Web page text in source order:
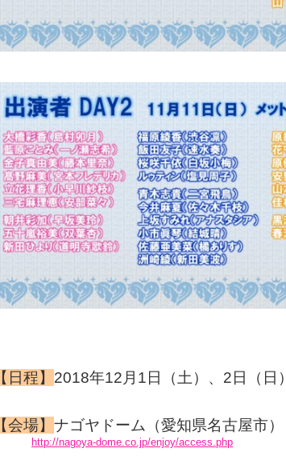
【日程】 2018年12月1日（土）、2日（日）
【会場】 ナゴヤドーム（愛知県名古屋市）
http://nagoya-dome.co.jp/enjoy/access.php